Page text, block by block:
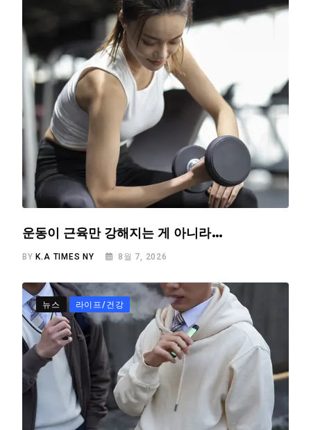
운동이 근육만 강해지는 게 아니라…
BY K.A TIMES NY 8월 7, 2026
뉴스 라이프/건강